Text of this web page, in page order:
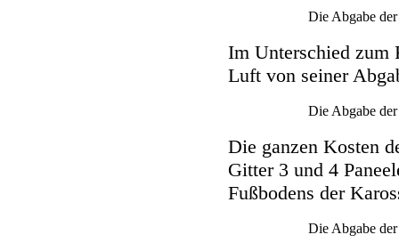
Die Abgabe
Im Unterschied zum
Luft von seiner
Die Abgabe
Die ganzen Kosten
Gitter 3 und 4
Fußbodens der
Die Abgabe